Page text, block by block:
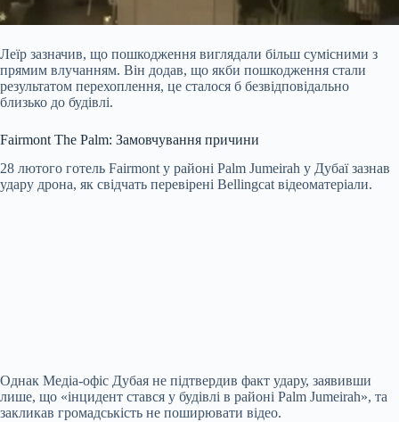
Леїр зазначив, що пошкодження виглядали більш сумісними з
прямим влучанням. Він додав, що якби пошкодження стали
результатом перехоплення, це сталося б безвідповідально
близько до будівлі.
Fairmont The Palm: Замовчування причини
28 лютого готель Fairmont у районі Palm Jumeirah у Дубаї зазнав
удару дрона, як свідчать перевірені Bellingcat відеоматеріали.
Однак Медіа-офіс Дубая не підтвердив факт удару, заявивши
лише, що «інцидент стався у будівлі в районі Palm Jumeirah», та
закликав громадськість не поширювати відео.